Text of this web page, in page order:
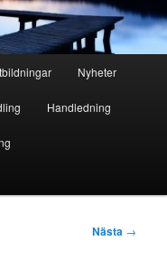
Nyheter
Handledning
Nästa →